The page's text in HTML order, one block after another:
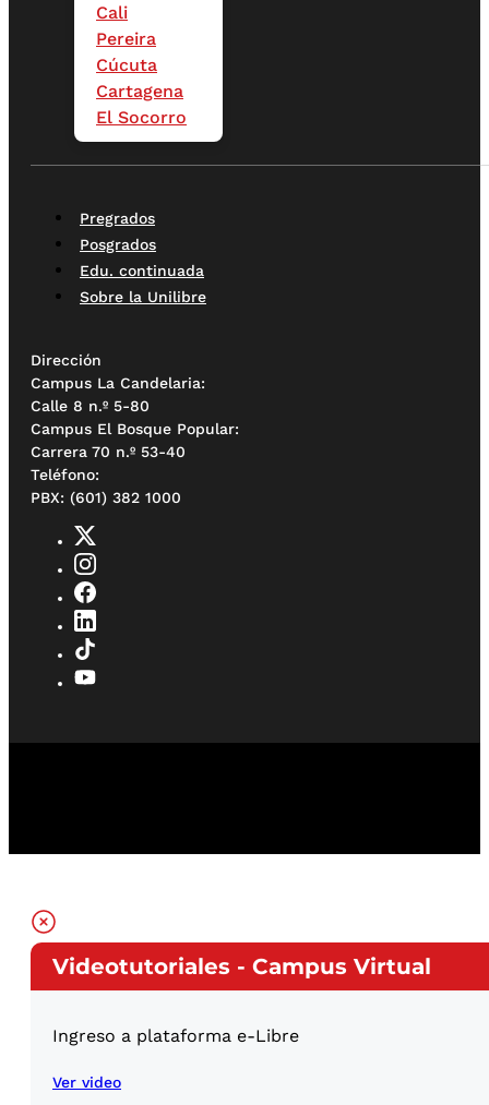
Cali
Pereira
Cúcuta
Cartagena
El Socorro
Pregrados
Posgrados
Edu. continuada
Sobre la Unilibre
Dirección
Campus La Candelaria:
Calle 8 n.º 5-80
Campus El Bosque Popular:
Carrera 70 n.º 53-40
Teléfono:
PBX: (601) 382 1000
Videotutoriales - Campus Virtual
Ingreso a plataforma e-Libre
Ver video